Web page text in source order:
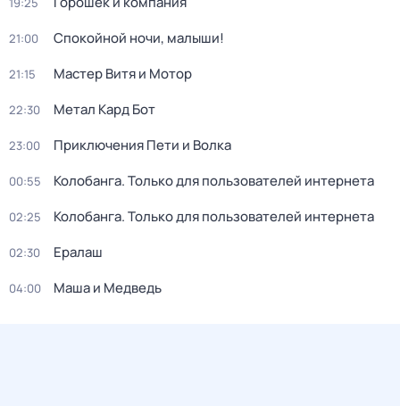
21:00 Спокойной ночи, малыши!
21:15 Мастер Витя и Мотор
22:30 Метал Кард Бот
23:00 Приключения Пети и Волка
00:55 Колобанга. Только для пользователей интернета
02:25 Колобанга. Только для пользователей интернета
02:30 Ералаш
04:00 Маша и Медведь